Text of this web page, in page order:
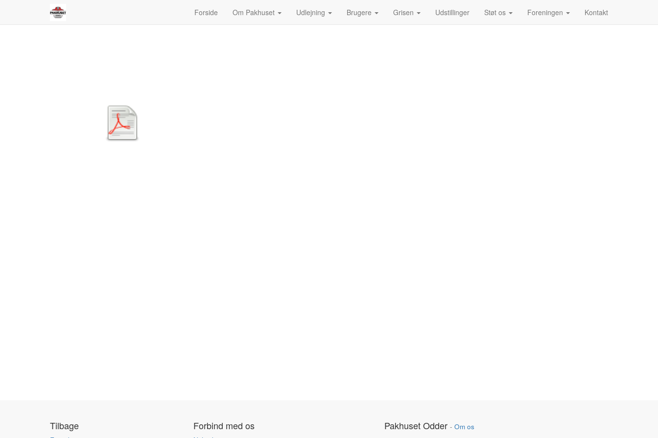
Forside Om Pakhuset Udlejning Brugere Grisen Udstillinger Støt os Foreningen Kontakt
Tilbage Forbind med os Pakhuset Odder - Om os